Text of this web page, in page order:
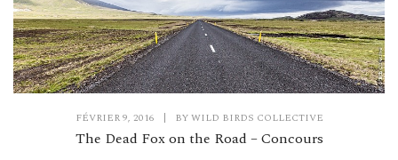
FÉVRIER 9, 2016 | BYWILD BIRDS COLLECTIVE
The Dead Fox on the Road – Concours